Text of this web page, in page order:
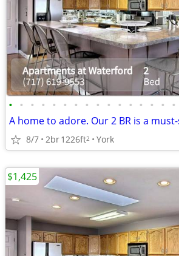
• • • • • • • • • • • • • • • •
A home to adore. Our 2 BR is a
8/7 2br1226ft2 York
$1,425